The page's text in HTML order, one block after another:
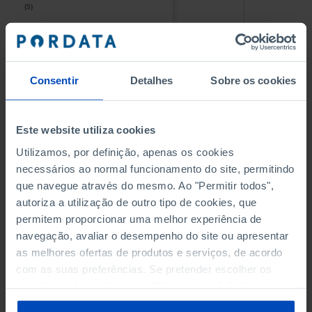
Consentir Detalhes Sobre os cookies
Este website utiliza cookies
Utilizamos, por definição, apenas os cookies
necessários ao normal funcionamento do site, permitindo
que navegue através do mesmo. Ao "Permitir todos",
autoriza a utilização de outro tipo de cookies, que
permitem proporcionar uma melhor experiência de
navegação, avaliar o desempenho do site ou apresentar
as melhores ofertas de produtos e serviços, de acordo
com as suas preferências. Se pretender escolher os
sobre cookies através da gestão de preferências ou da
(5)
(5)
PESSOAL AO SERVIÇO NAS
PESSOAL AO SERVIÇO NAS
DO MUNICÍPIO (%)
Empresas não financeiras
DO MUNICÍPIO (%)
Empresas não financeiras
VOLUME DE NEGÓCIOS DAS
QUATRO MAIORES EMPRESAS
DO MUNICÍPIO (%)
VOLUME DE NEGÓCIOS DAS
QUATRO MAIORES EMPRESAS
DO MUNICÍPIO (%)
-
BANCOS, CAIXAS ECONÓMICAS
BANCOS, CAIXAS ECONÓMICAS
CAIXAS DE CRÉDITO AGRÍCOLA
CAIXAS DE CRÉDITO AGRÍCOLA